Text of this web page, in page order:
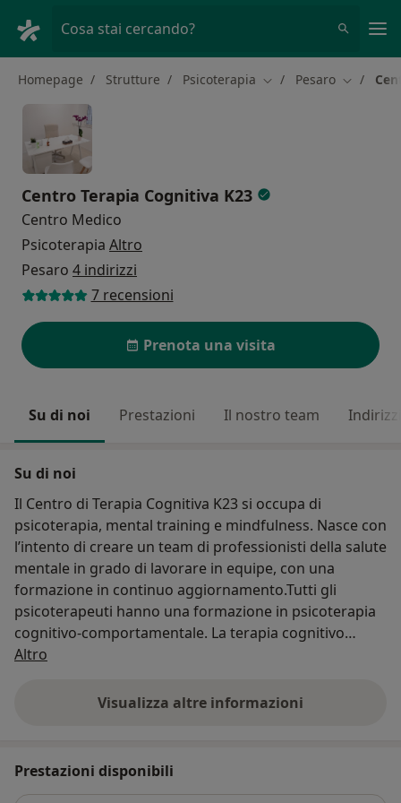
Cosa stai cercando?
Homepage Strutture Psicoterapia Cambia città
Pesaro Cambia
Centro Terapia Cognitiva K23
Centro Medico
Psicoterapia Altro
Pesaro 4 indirizzi
7 recensioni
Prenota una visita
Su di noi Prestazioni Il nostro team Indirizzi
Su di noi
Il Centro di Terapia Cognitiva K23 si occupa di
psicoterapia, mental training e mindfulness. Nasce con
l’intento di creare un team di professionisti della salute
mentale in grado di lavorare in equipe, con una
formazione in continuo aggiornamento.Tutti gli
psicoterapeuti hanno una formazione in psicoterapia
cognitivo-comportamentale. La terapia cognitivo
comportamentale si caratterizza per avere solide basi
rigorose prove di efficacia scientifica. Oltre alla
possesso di specializzazioni specifica in grado di
offrire un ampio ventaglio di tecniche e strumenti per
Altro
Visualizza altre informazioni
Prestazioni disponibili